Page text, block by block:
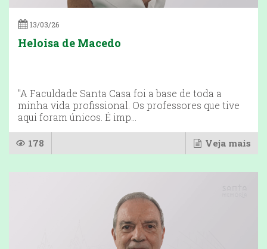
13/03/26
Heloisa de Macedo
"A Faculdade Santa Casa foi a base de toda a
minha vida profissional. Os professores que tive
aqui foram únicos. É imp...
178 Veja mais